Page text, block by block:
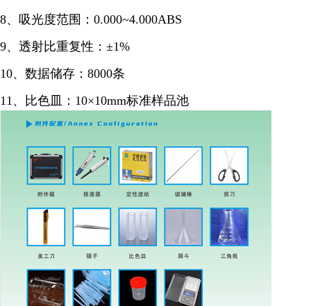
8、吸光度范围：0.000~4.000ABS
9、透射比重复性：±1%
10、数据储存：8000条
11、比色皿：10×10mm标准样品池